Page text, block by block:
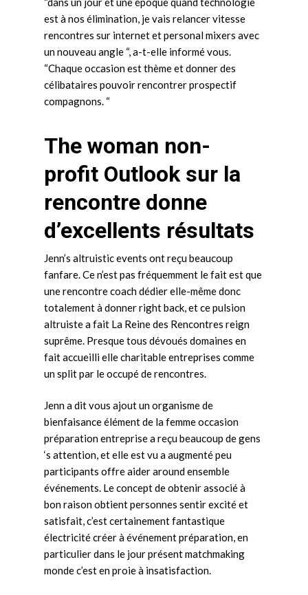
est à nos élimination, je vais relancer vitesse
rencontres sur internet et personal mixers avec
un nouveau angle “, a-t-elle informé vous.
“Chaque occasion est thème et donner des
célibataires pouvoir rencontrer prospectif
compagnons. “
The woman non-
profit Outlook sur la
rencontre donne
d’excellents résultats
Jenn’s altruistic events ont reçu beaucoup
fanfare. Ce n’est pas fréquemment le fait est que
une rencontre coach dédier elle-même donc
totalement à donner right back, et ce pulsion
altruiste a fait La Reine des Rencontres reign
suprême. Presque tous dévoués domaines en
fait accueilli elle charitable entreprises comme
un split par le occupé de rencontres.
Jenn a dit vous ajout un organisme de
bienfaisance élément de la femme occasion
préparation entreprise a reçu beaucoup de gens
‘s attention, et elle est vu a augmenté peu
participants offre aider around ensemble
événements. Le concept de obtenir associé à
bon raison obtient personnes sentir excité et
satisfait, c’est certainement fantastique
électricité créer à événement préparation, en
particulier dans le jour présent matchmaking
monde c’est en proie à insatisfaction.